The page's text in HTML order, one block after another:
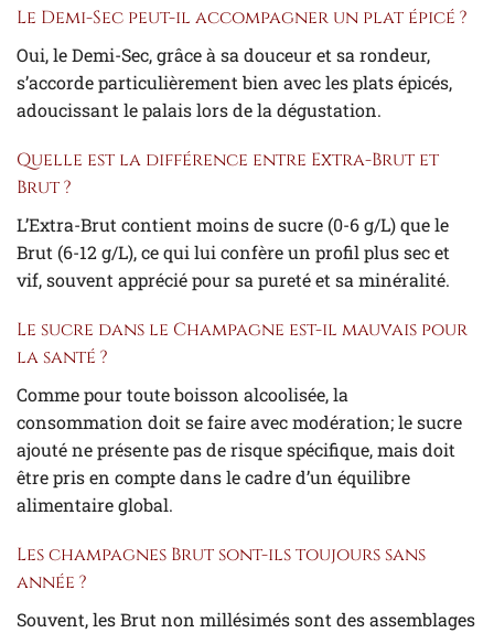
Le Demi-Sec peut-il accompagner un plat épicé ?
Oui, le Demi-Sec, grâce à sa douceur et sa rondeur,
s’accorde particulièrement bien avec les plats épicés,
adoucissant le palais lors de la dégustation.
Quelle est la différence entre Extra-Brut et
Brut ?
L’Extra-Brut contient moins de sucre (0-6 g/L) que le
Brut (6-12 g/L), ce qui lui confère un profil plus sec et
vif, souvent apprécié pour sa pureté et sa minéralité.
Le sucre dans le Champagne est-il mauvais pour
la santé ?
Comme pour toute boisson alcoolisée, la
consommation doit se faire avec modération; le sucre
ajouté ne présente pas de risque spécifique, mais doit
être pris en compte dans le cadre d’un équilibre
alimentaire global.
Les champagnes Brut sont-ils toujours sans
année ?
Souvent, les Brut non millésimés sont des assemblages